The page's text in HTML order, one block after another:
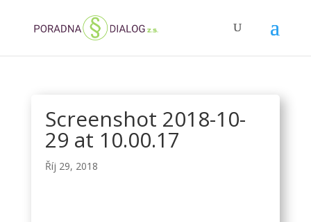
Screenshot 2018-10-
29 at 10.00.17
Říj 29, 2018